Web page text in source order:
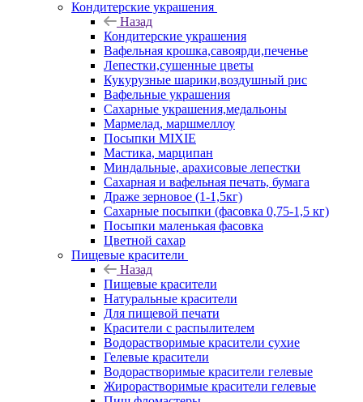
Кондитерские украшения
Назад
Кондитерские украшения
Вафельная крошка,савоярди,печенье
Лепестки,сушенные цветы
Кукурузные шарики,воздушный рис
Вафельные украшения
Сахарные украшения,медальоны
Мармелад, маршмеллоу
Посыпки MIXIE
Мастика, марципан
Миндальные, арахисовые лепестки
Сахарная и вафельная печать, бумага
Драже зерновое (1-1,5кг)
Сахарные посыпки (фасовка 0,75-1,5 кг)
Посыпки маленькая фасовка
Цветной сахар
Пищевые красители
Назад
Пищевые красители
Натуральные красители
Для пищевой печати
Красители с распылителем
Водорастворимые красители сухие
Гелевые красители
Водорастворимые красители гелевые
Жирорастворимые красители гелевые